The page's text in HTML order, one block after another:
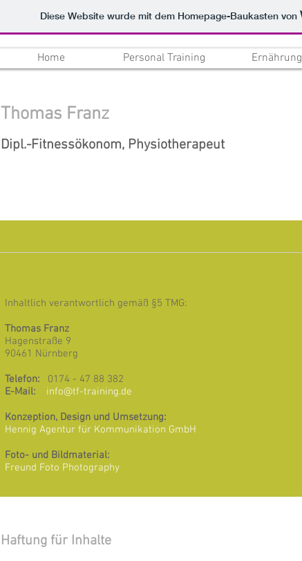
Diese Website wurde mit dem Homepage-Baukasten von
Home Personal Training Ernährung
Thomas Franz
Dipl.-Fitnessökonom, Physiotherapeut
Inhaltlich verantwortlich gemäß §5 TMG:
Thomas Franz
Hagenstraße 9
90461 Nürnberg
Telefon:
0174 - 47 88 382
E-Mail:
info@tf-training.de
Konzeption, Design und Umsetzung:
Hennig Agentur für Kommunikation GmbH
Foto- und Bildmaterial:
Freund Foto Photography
Haftung für Inhalte